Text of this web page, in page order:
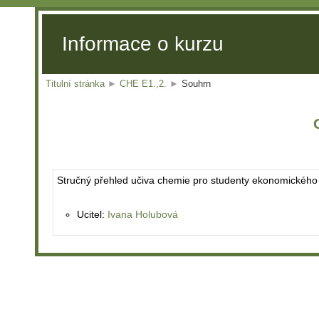
Informace o kurzu
Titulní stránka ► CHE E1.,2. ► Souhrn
Stručný přehled učiva chemie pro studenty
Ucitel: Ivana Holubová